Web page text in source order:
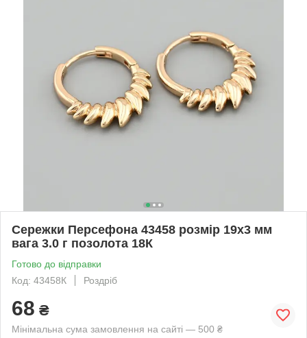
Сережки Персефона 43458 розмір 19х3 мм
вага 3.0 г позолота 18К
Готово до відправки
Код: 43458К
Роздріб
68 ₴
Мінімальна сума замовлення на сайті — 500 ₴